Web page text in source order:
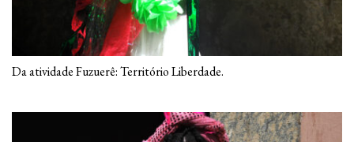
Da atividade Fuzuerê: Território Liberdade.